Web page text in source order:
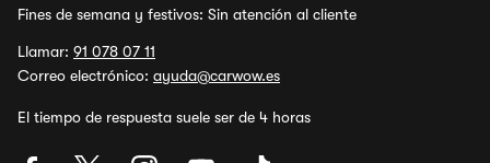
Fines de semana y festivos: Sin atención al cliente
Llamar: 91 078 07 11
Correo electrónico: ayuda@carwow.es
El tiempo de respuesta suele ser de 4 horas